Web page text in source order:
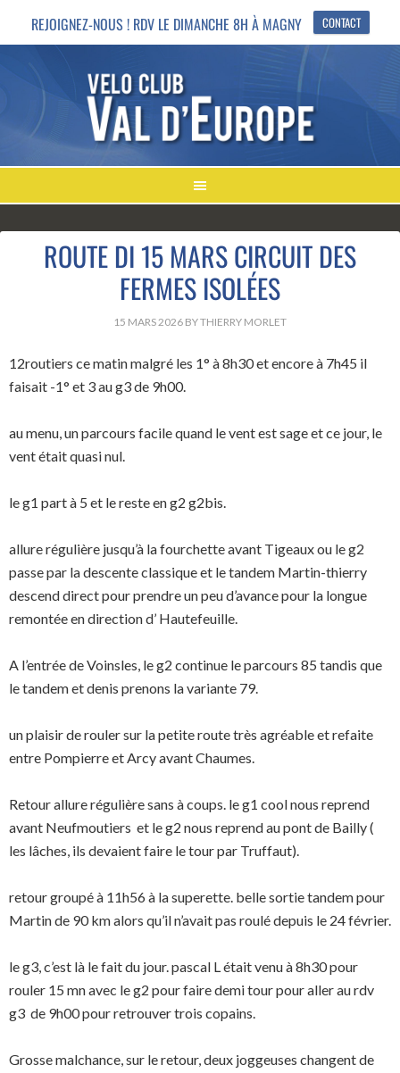
REJOIGNEZ-NOUS ! RDV LE DIMANCHE 8H À MAGNY CONTACT
ROUTE DI 15 MARS CIRCUIT DES
FERMES ISOLÉES
15 MARS 2026 BYTHIERRY MORLET
12routiers ce matin malgré les 1° à 8h30 et encore à 7h45 il
faisait -1° et 3 au g3 de 9h00.
au menu, un parcours facile quand le vent est sage et ce jour, le
vent était quasi nul.
le g1 part à 5 et le reste en g2 g2bis.
allure régulière jusqu’à la fourchette avant Tigeaux ou le g2
passe par la descente classique et le tandem Martin-thierry
descend direct pour prendre un peu d’avance pour la longue
remontée en direction d’ Hautefeuille.
A l’entrée de Voinsles, le g2 continue le parcours 85 tandis que
le tandem et denis prenons la variante 79.
un plaisir de rouler sur la petite route très agréable et refaite
entre Pompierre et Arcy avant Chaumes.
Retour allure régulière sans à coups. le g1 cool nous reprend
avant Neufmoutiers et le g2 nous reprend au pont de Bailly (
les lâches, ils devaient faire le tour par Truffaut).
retour groupé à 11h56 à la superette. belle sortie tandem pour
Martin de 90 km alors qu’il n’avait pas roulé depuis le 24 février.
le g3, c’est là le fait du jour. pascal L était venu à 8h30 pour
rouler 15 mn avec le g2 pour faire demi tour pour aller au rdv
g3 de 9h00 pour retrouver trois copains.
Grosse malchance, sur le retour, deux joggeuses changent de